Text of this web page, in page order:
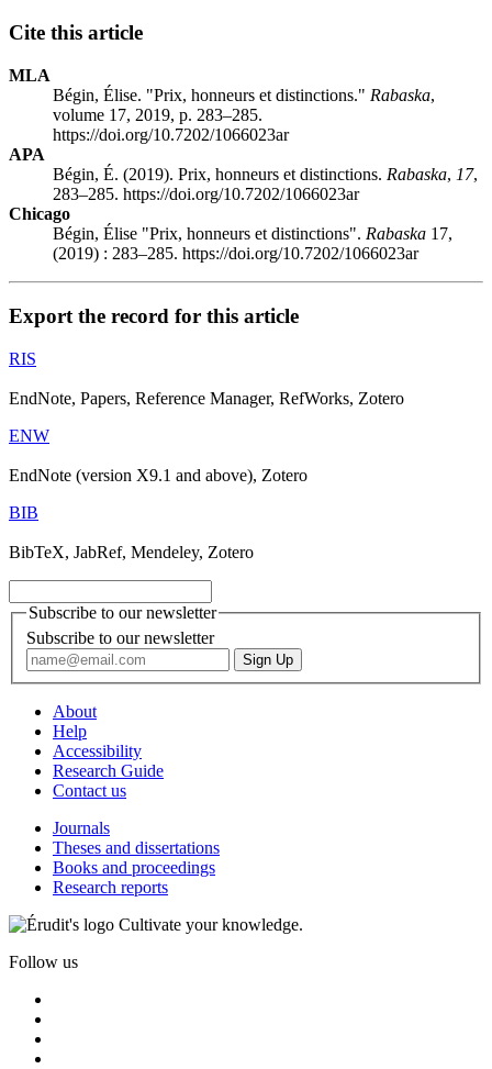
Cite this article
MLA
Bégin, Élise. "Prix, honneurs et distinctions." Rabaska,
volume 17, 2019, p. 283–285.
https://doi.org/10.7202/1066023ar
APA
Bégin, É. (2019). Prix, honneurs et distinctions. Rabaska, 17,
283–285. https://doi.org/10.7202/1066023ar
Chicago
Bégin, Élise "Prix, honneurs et distinctions". Rabaska 17,
(2019) : 283–285. https://doi.org/10.7202/1066023ar
Export the record for this article
RIS
EndNote, Papers, Reference Manager, RefWorks, Zotero
ENW
EndNote (version X9.1 and above), Zotero
BIB
BibTeX, JabRef, Mendeley, Zotero
Subscribe to our newsletter
Subscribe to our newsletter
About
Help
Accessibility
Research Guide
Contact us
Journals
Theses and dissertations
Books and proceedings
Research reports
Cultivate your knowledge.
Follow us